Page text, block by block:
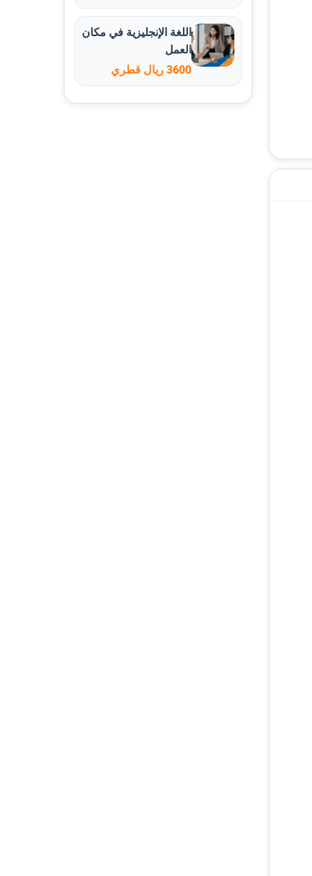
اللغة الإنجليزية في مكان
العمل
3600 ريال قطري